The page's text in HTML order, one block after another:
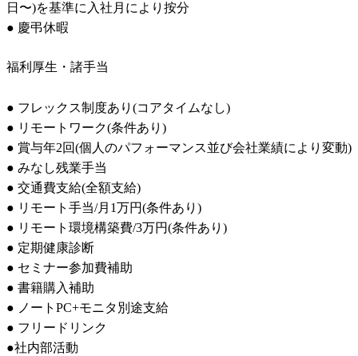
日〜)を基準に入社月により按分
● 慶弔休暇
福利厚生・諸手当
● フレックス制度あり(コアタイムなし)
● リモートワーク(条件あり)
● 賞与年2回(個人のパフォーマンス並び会社業績により変動)
● みなし残業手当
● 交通費支給(全額支給)
● リモート手当/月1万円(条件あり)
● リモート環境構築費/3万円(条件あり)
● 定期健康診断
● セミナー参加費補助
● 書籍購入補助
● ノートPC+モニタ別途支給
● フリードリンク
●社内部活動